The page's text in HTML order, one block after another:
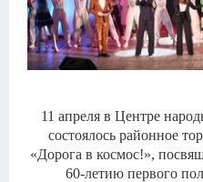
11 апреля в Центре
состоялось районное
«Дорога в космос!»,
60-летию первого